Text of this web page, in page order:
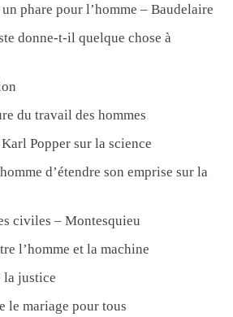
phare pour l’homme – Baudelaire
donne-t-il quelque chose à
du travail des hommes
Popper sur la science
d’étendre son emprise sur la
civiles – Montesquieu
l’homme et la machine
la justice
le mariage pour tous